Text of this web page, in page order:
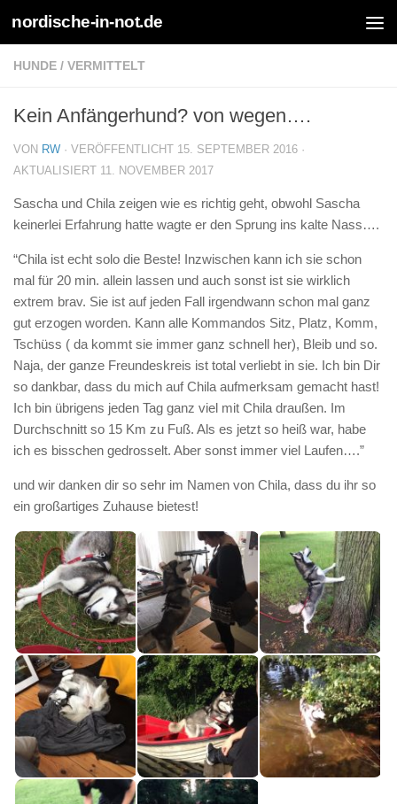
Zum Inhalt springen
nordische-in-not.de
HUNDE / VERMITTELT
Kein Anfängerhund? von wegen….
VON RW · VERÖFFENTLICHT 15. SEPTEMBER 2016 ·
AKTUALISIERT 11. NOVEMBER 2017
Sascha und Chila zeigen wie es richtig geht, obwohl Sascha
keinerlei Erfahrung hatte wagte er den Sprung ins kalte Nass….
“Chila ist echt solo die Beste! Inzwischen kann ich sie schon
mal für 20 min. allein lassen und auch sonst ist sie wirklich
extrem brav. Sie ist auf jeden Fall irgendwann schon mal ganz
gut erzogen worden. Kann alle Kommandos Sitz, Platz, Komm,
Tschüss ( da kommt sie immer ganz schnell her), Bleib und so.
Naja, der ganze Freundeskreis ist total verliebt in sie. Ich bin Dir
so dankbar, dass du mich auf Chila aufmerksam gemacht hast!
Ich bin übrigens jeden Tag ganz viel mit Chila draußen. Im
Durchschnitt so 15 Km zu Fuß. Als es jetzt so heiß war, habe
ich es bisschen gedrosselt. Aber sonst immer viel Laufen….”
und wir danken dir so sehr im Namen von Chila, dass du ihr so
ein großartiges Zuhause bietest!